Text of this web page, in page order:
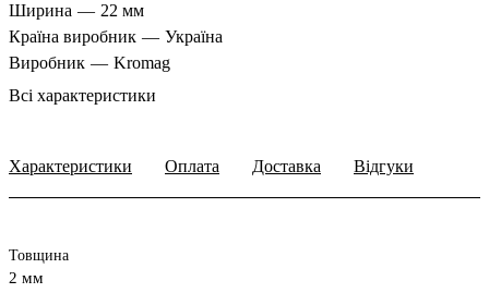
Ширина — 22 мм
Країна виробник — Україна
Виробник — Kromag
Всі характеристики
Характеристики Оплата Доставка Відгуки
Товщина
2 мм